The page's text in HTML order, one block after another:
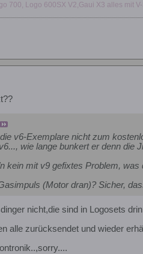
700, Logo 600SX V2,Gaui X3 alles mit
v6-Exemplare nicht zum
wie lange bunkert er denn die
kein mit v9 gefixtes Problem, was
(Motor dran)? Sicher,
nicht,die sind in Logosets
alle zurücksendet und wieder